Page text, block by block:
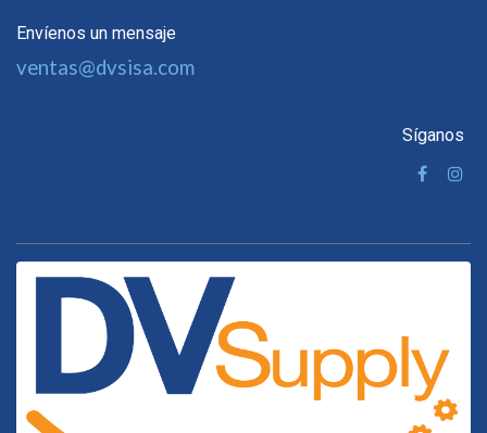
Envíenos un mensaje
ventas@dvsisa.com
Síganos